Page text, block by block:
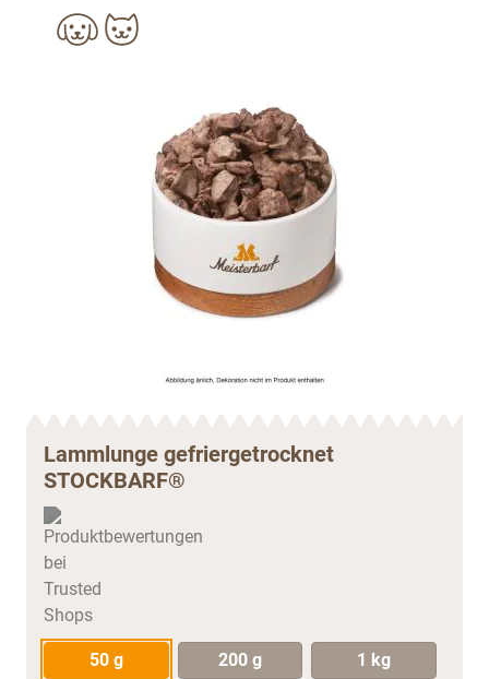
Lammlunge gefriergetrocknet
STOCKBARF®
50 g 200 g 1 kg